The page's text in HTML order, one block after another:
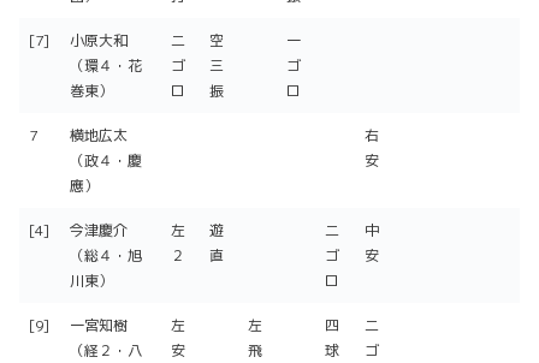
[7]
小原大和
（環４・花
巻東）
二
ゴ
ロ
空
三
振
一
ゴ
ロ
7
横地広太
（政４・慶
應）
右
安
[4]
今津慶介
（総４・旭
川東）
左
２
遊
直
二
ゴ
ロ
中
安
[9]
一宮知樹
（経２・八
左
安
左
飛
四
球
二
ゴ